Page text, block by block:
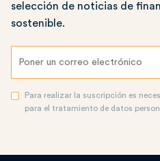
selección de noticias de
sostenible.
Para realizar la suscripción es
para el tratamiento de datos